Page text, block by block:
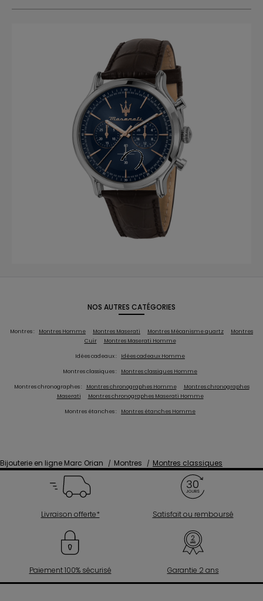
NOS AUTRES CATÉGORIES
Montres : Montres Homme Montres Maserati Montres Mécanisme quartz
Montres
Cuir
Montres Maserati Homme
Idées cadeaux : Idées cadeaux Homme
Montres classiques : Montres classiques Homme
Montres chronographes : Montres chronographes Homme
Montres chronographes
Maserati
Montres chronographes Maserati Homme
Montres étanches : Montres étanches Homme
Bijouterie en ligne Marc Orian Montres Montres classiques
Livraison offerte* Satisfait ou remboursé
Paiement 100% sécurisé Garantie 2 ans